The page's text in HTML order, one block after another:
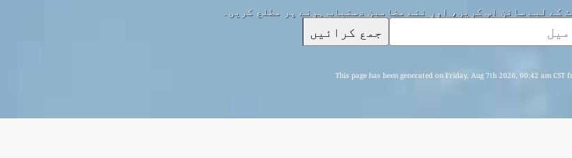
کے لیے سائن اپ کریں، اور نئے مضامین دستیاب ہونے پر مطلع کریں۔
جمع کرائیں
This page has been generated on Friday, Aug 7th 2026, 00:42 am CST